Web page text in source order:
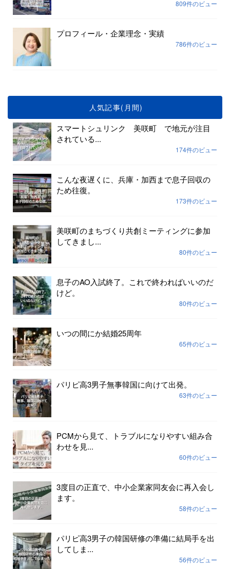
809件のビュー
プロフィール・企業理念・実績
786件のビュー
人気記事(月間)
スマートシュリンク 美咲町 で地元が注目
されている...
174件のビュー
こんな夜遅くに、兵庫・加西まで息子回収の
ため往復。
173件のビュー
美咲町のまちづくり共創ミーティングに参加
してきまし...
80件のビュー
息子のAO入試終了。これで終わればいいのだ
けど。
80件のビュー
いつの間にか結婚25周年
65件のビュー
パリピ高3男子無事韓国に向けて出発。
63件のビュー
PCMから見て、トラブルになりやすい組み合
わせを見...
60件のビュー
3度目の正直で、中小企業家同友会に再入会し
ます。
58件のビュー
パリピ高3男子の韓国研修の準備に結局手を出
してしま...
56件のビュー